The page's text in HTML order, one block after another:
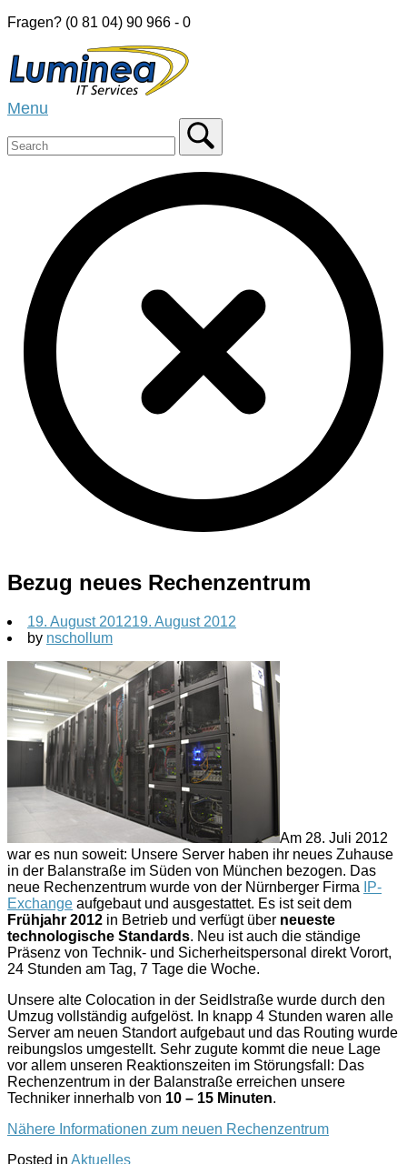
Skip
content
Fragen? (0 81 04) 90 966 - 0
Home
Menu
Bezug neues Rechenzentrum
19. August 201219. August 2012
by nschollum
Am 28. Juli 2012
war es nun soweit: Unsere Server haben ihr neues Zuhause
in der Balanstraße im Süden von München bezogen. Das
neue Rechenzentrum wurde von der Nürnberger Firma
IP-
Exchange aufgebaut und ausgestattet. Es ist seit dem
Frühjahr 2012 in Betrieb und verfügt über neueste
technologische Standards. Neu ist auch die ständige
Präsenz von Technik- und Sicherheitspersonal direkt Vorort,
24 Stunden am Tag, 7 Tage die Woche.
Unsere alte Colocation in der Seidlstraße wurde durch den
Umzug vollständig aufgelöst. In knapp 4 Stunden waren alle
Server am neuen Standort aufgebaut und das Routing wurde
reibungslos umgestellt. Sehr zugute kommt die neue Lage
vor allem unseren Reaktionszeiten im Störungsfall: Das
Rechenzentrum in der Balanstraße erreichen unsere
Techniker innerhalb von 10 – 15 Minuten.
Nähere Informationen zum neuen Rechenzentrum
Posted in Aktuelles